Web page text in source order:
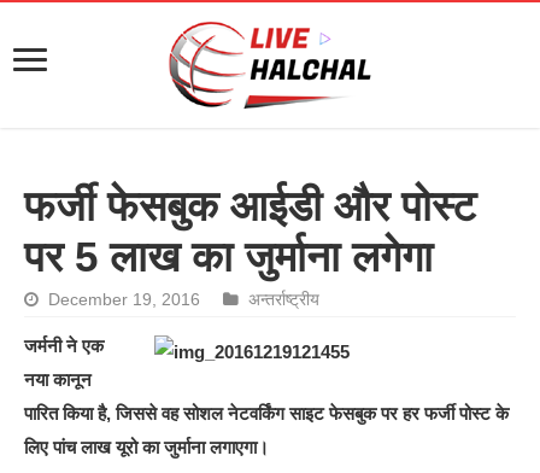
फर्जी फेसबुक आईडी और पोस्ट
पर 5 लाख का जुर्माना लगेगा
December 19, 2016 अन्तर्राष्ट्रीय
जर्मनी ने एक
नया कानून
पारित किया है, जिससे वह सोशल नेटवर्किंग साइट फेसबुक पर हर फर्जी पोस्ट के
लिए पांच लाख यूरो का जुर्माना लगाएगा।